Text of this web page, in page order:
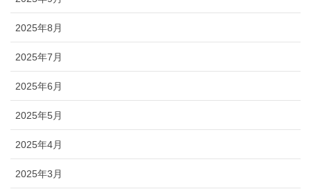
2025年8月
2025年7月
2025年6月
2025年5月
2025年4月
2025年3月